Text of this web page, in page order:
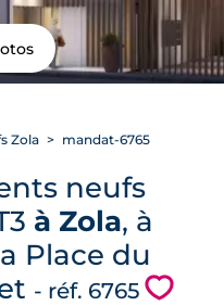
Zola mandat-6765
neufs
à Zola, à
Place du
- réf. 6765 💗